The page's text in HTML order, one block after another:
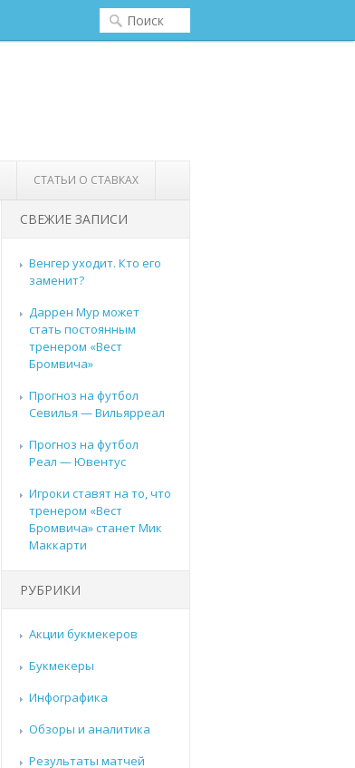
СТАТЬИ О СТАВКАХ
СВЕЖИЕ ЗАПИСИ
Венгер уходит. Кто его
заменит?
Даррен Мур может
стать постоянным
тренером «Вест
Бромвича»
Прогноз на футбол
Севилья — Вильярреал
Прогноз на футбол
Реал — Ювентус
Игроки ставят на то, что
тренером «Вест
Бромвича» станет Мик
Маккарти
РУБРИКИ
Акции букмекеров
Букмекеры
Инфографика
Обзоры и аналитика
Результаты матчей